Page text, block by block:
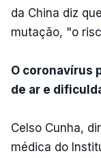
da China diz
mutação, "o
O coronavírus
de ar e
Celso Cunha,
médica do